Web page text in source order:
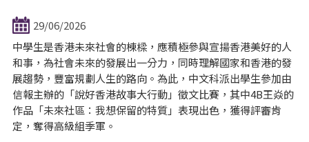
29/06/2026
中學生是香港未來社會的棟樑，應積極參與宣揚香港美好的人
和事，為社會未來的發展出一分力，同時理解國家和香港的發
展趨勢，豐富規劃人生的路向。為此，中文科派出學生參加由
信報主辦的「說好香港故事大行動」徵文比賽，其中4B王焱的
作品「未來社區：我想保留的特質」表現出色，獲得評審肯
定，奪得高級組季軍。